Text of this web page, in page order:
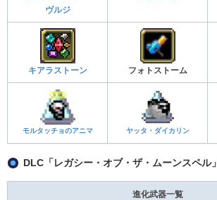
ヴルジ
キアラストーン フォトストーム
モルタッチョのアニマ ヤッタ・ダイカリン
DLC「レガシー・オブ・ザ・ムーンスペル」
進化武器一覧